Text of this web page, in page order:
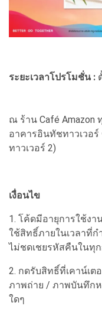
ระยะเวลาโปรโมชั่น :
ณ ร้าน Café Amazon
อาคารอินทัชทาวเวอ
ทาวเวอร์ 2)
เงื่อนไข
1. โค้ดมีอายุการใช้ง
ใช้สิทธิ์ภายในเวลาที่
ไม่ชดเชยรหัสคืนในทุ
2. กดรับสิทธิ์ที่เคาน์เต
ภาพถ่าย / ภาพบันทึกห
ใดๆ